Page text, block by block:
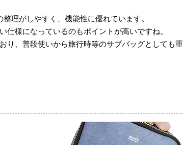
理がしやすく、機能性に優れています。
仕様になっているのもポイントが高いですね。
り、普段使いから旅行時等のサブバッグとしても